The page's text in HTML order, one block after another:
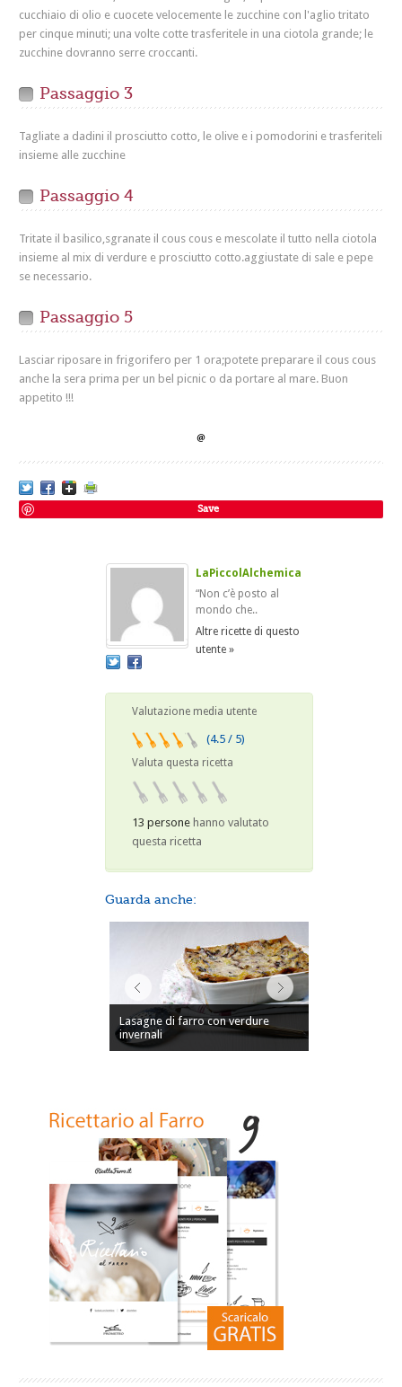
cucchiaio di olio e cuocete velocemente le zucchine con l'aglio tritato
per cinque minuti; una volte cotte trasferitele in una ciotola grande; le
zucchine dovranno serre croccanti.
Passaggio 3
Tagliate a dadini il prosciutto cotto, le olive e i pomodorini e trasferiteli
insieme alle zucchine
Passaggio 4
Tritate il basilico,sgranate il cous cous e mescolate il tutto nella ciotola
insieme al mix di verdure e prosciutto cotto.aggiustate di sale e pepe
se necessario.
Passaggio 5
Lasciar riposare in frigorifero per 1 ora;potete preparare il cous cous
anche la sera prima per un bel picnic o da portare al mare. Buon
appetito !!!
Save
LaPiccolAlchemica
“Non c’è posto al
mondo che..
Altre ricette di questo
utente »
Valutazione media utente
(4.5 / 5)
Valuta questa ricetta
13 personehanno valutato
questa ricetta
Guarda anche:
Lasagne di farro con verdure
invernali